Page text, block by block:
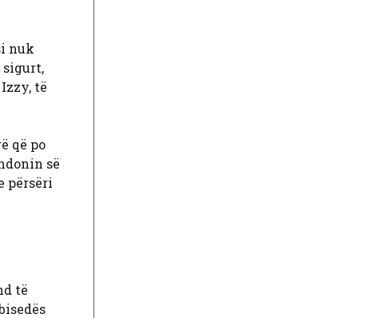
nuk
sigurt,
të
që po
së
përsëri
të